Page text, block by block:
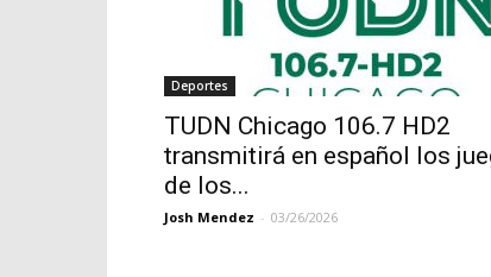
Deportes
TUDN Chicago 106.7 HD2
transmitirá en español los
de los...
Josh Mendez - 03/26/2026